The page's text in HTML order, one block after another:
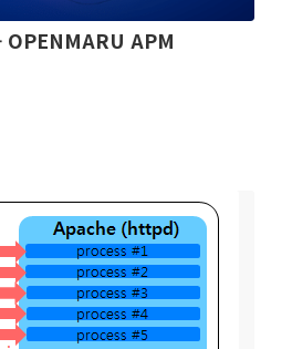
OPENMARU APM